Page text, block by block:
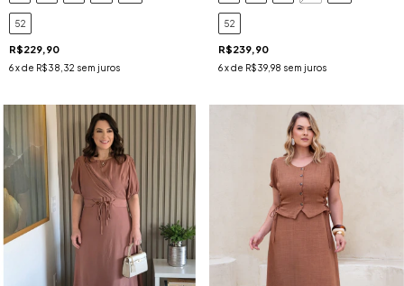
52
R$229,90
6x de R$38,32 sem juros
52
R$239,90
6 x de R$39,98 sem juros